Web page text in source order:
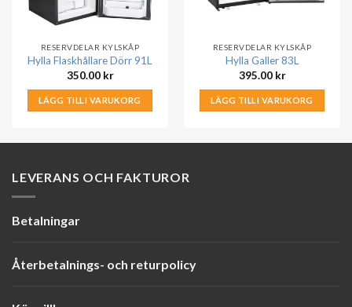
RESERVDELAR KYLSKÅP
Hylla Flaskhållare Dörr 91L
350.00 kr
LÄGG TILL I VARUKORG
RESERVDELAR KYLSKÅP
Hylla Galler 83L
395.00 kr
LÄGG TILL I VARUKORG
LEVERANS OCH FAKTUROR
Betalningar
Återbetalnings- och returpolicy